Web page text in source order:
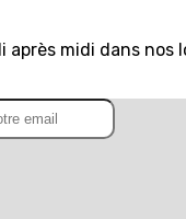
après midi dans nos